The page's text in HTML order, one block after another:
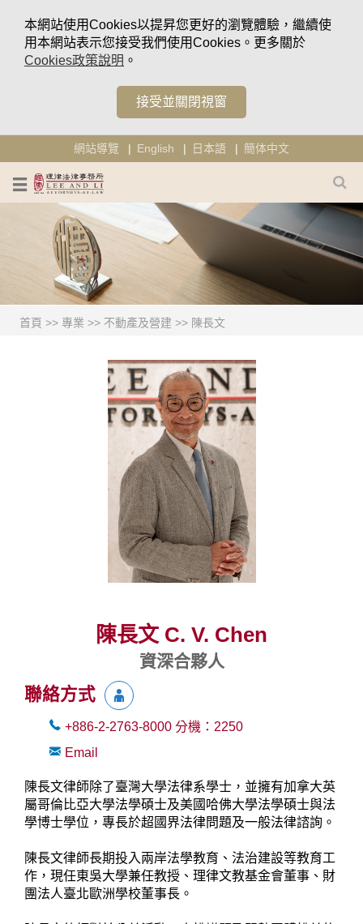
本網站使用Cookies以提昇您更好的瀏覽體驗，繼續使
用本網站表示您接受我們使用Cookies。更多關於
Cookies政策說明 。
接受並關閉視窗
網站導覽 English 日本語 簡体中文
首頁 >> 專業 >> 不動產及營建 >> 陳長文
陳長文 C. V. Chen
資深合夥人
聯絡方式
+886-2-2763-8000 分機： 2250
Email
陳長文律師除了臺灣大學法律系學士，並擁有加拿大英
屬哥倫比亞大學法學碩士及美國哈佛大學法學碩士與法
學博士學位，專長於超國界法律問題及一般法律諮詢。
陳長文律師長期投入兩岸法學教育、法治建設等教育工
作，現任東吳大學兼任教授、理律文教基金會董事、財
團法人臺北歐洲學校董事長。